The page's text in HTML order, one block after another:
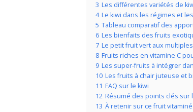
3 Les différentes variétés de
4 Le kiwi dans les régimes et
5 Tableau comparatif des
6 Les bienfaits des fruits
7 Le petit fruit vert aux
8 Fruits riches en vitamine C
9 Les super-fruits à intégrer
10 Les fruits à chair juteuse et
11 FAQ sur le kiwi
12 Résumé des points clés sur
13 À retenir sur ce fruit vitaminé